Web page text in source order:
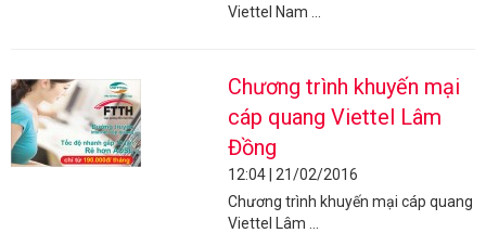
Viettel Nam ...
Chương trình khuyến mại
cáp quang Viettel Lâm
Đồng
12:04 | 21/02/2016
Chương trình khuyến mại cáp quang
Viettel Lâm ...